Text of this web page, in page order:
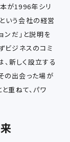
が1996年シリ
いう会社の経営
ンだ」と説明を
ビジネスのコミ
新しく設立する
の出会った場が
重ねて、パワ